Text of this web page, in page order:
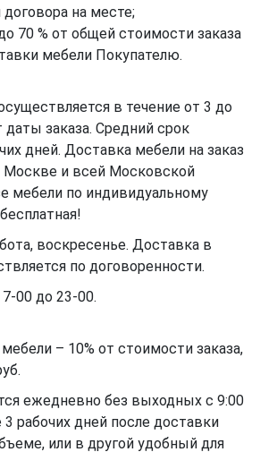
на месте;
70 % от общей стоимости заказа
мебели Покупателю.
в течение от 3 до
даты заказа. Средний срок
дней. Доставка мебели на заказ
Москве и всей Московской
мебели по индивидуальному
воскресенье. Доставка в
по договоренности.
00 до 23-00.
– 10% от стоимости заказа,
ежедневно без выходных с 9:00
3 рабочих дней после доставки
или в другой удобный для